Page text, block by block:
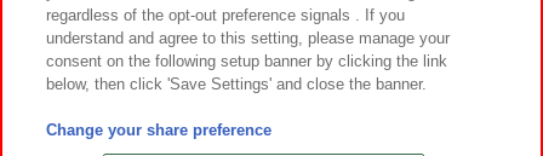
©Bandai Namco Amusement Inc.
©Bandai Namco Amusement Lab Inc.
regardless of the opt-out preference signals . If you
understand and agree to this setting, please manage your
consent on the following setup banner by clicking the link
below, then click 'Save Settings' and close the banner.
Change your share preference